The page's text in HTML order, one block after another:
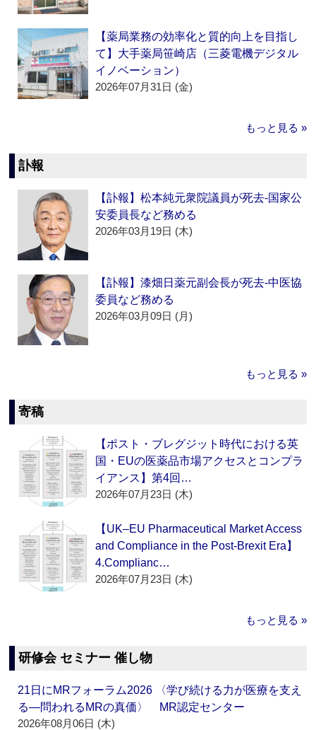
【薬局業務の効率化と質的向上を目指し
て】大手薬局笹崎店（三菱電機デジタル
イノベーション）
2026年07月31日 (金)
もっと見る »
訃報
【訃報】松本純元衆院議員が死去‐国家公
安委員長など務める
2026年03月19日 (木)
【訃報】漆畑日薬元副会長が死去‐中医協
委員など務める
2026年03月09日 (月)
もっと見る »
寄稿
【ポスト・ブレグジット時代における英
国・EUの医薬品市場アクセスとコンプラ
イアンス】第4回…
2026年07月23日 (木)
【UK–EU Pharmaceutical Market Access
and Compliance in the Post-Brexit Era】
4.Complianc…
2026年07月23日 (木)
もっと見る »
研修会 セミナー 催し物
21日にMRフォーラム2026 〈学び続ける力が医療を支え
る―問われるMRの真価〉 MR認定センター
2026年08月06日 (木)